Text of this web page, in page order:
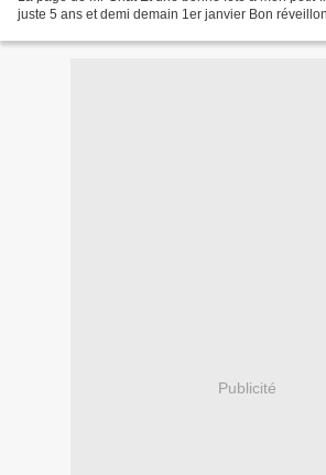
juste 5 ans et demi demain 1er janvier Bon
Publicité